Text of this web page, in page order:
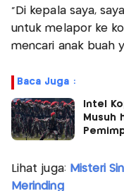
"Di kepala saya,
untuk melapor ke
mencari anak buah
Baca Juga :
Intel
Musuh
Lihat juga: Misteri
Merinding